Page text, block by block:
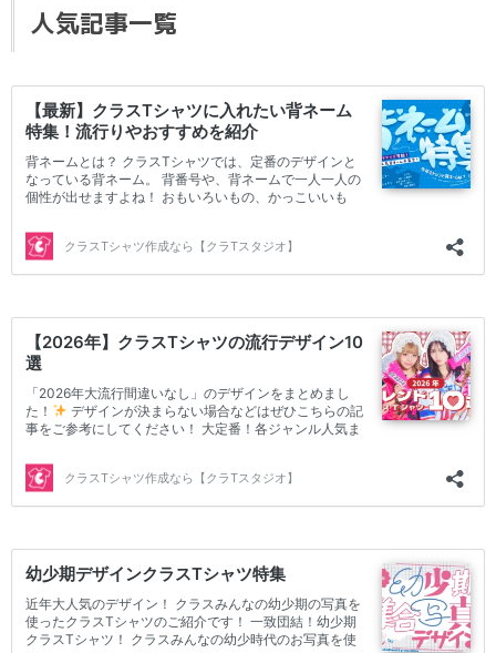
人気記事一覧